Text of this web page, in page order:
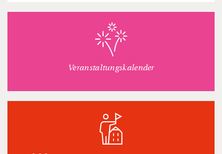
Veranstaltungskalender